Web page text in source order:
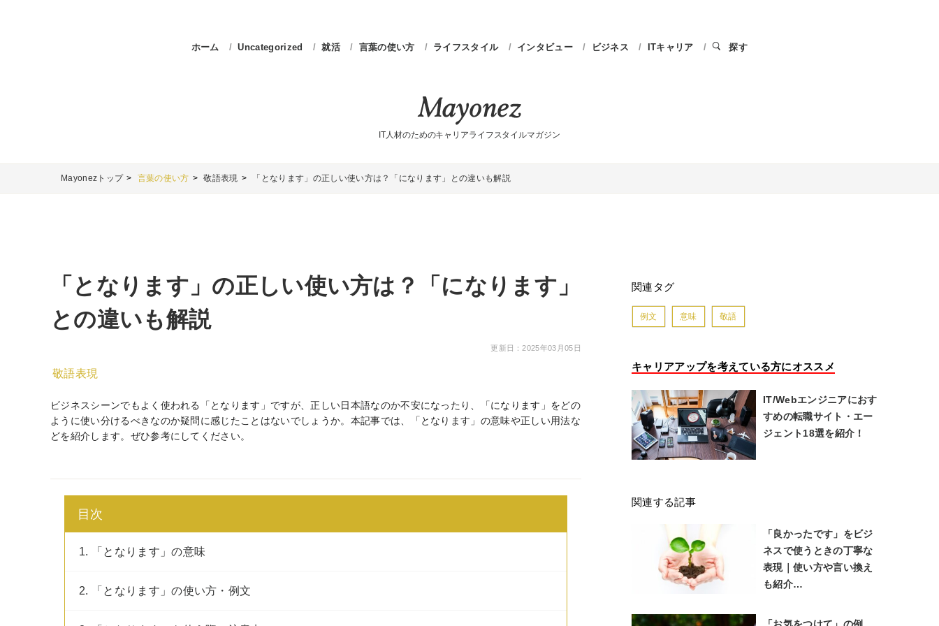
ホーム Uncategorized 就活 言葉の使い方 ライフスタイル インタビュー ビジネス ITキャリア 探す
IT人材のためのキャリアライフスタイルマガジン
Mayonezトップ 言葉の使い方 敬語表現 「となります」の正しい使い方は？「になります」との違いも解説
「となります」の正しい使い方は？「になります」
との違いも解説
更新日：2025年03月05日
敬語表現
ビジネスシーンでもよく使われる「となります」ですが、正しい日本語なのか不安になったり、「になります」をどの
ように使い分けるべきなのか疑問に感じたことはないでしょうか。本記事では、「となります」の意味や正しい用法な
どを紹介します。ぜひ参考にしてください。
目次
1. 「となります」の意味
2. 「となります」の使い方・例文
関連タグ
例文 意味 敬語
キャリアアップを考えている方にオススメ
IT/Webエンジニアにおす
すめの転職サイト・エー
ジェント18選を紹介！
関連する記事
「良かったです」をビジ
ネスで使うときの丁寧な
表現｜使い方や言い換え
も紹介…